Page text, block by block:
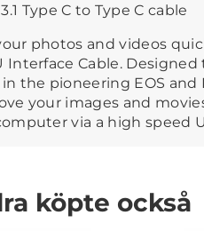
Type C to Type C cable
photos and videos
Interface Cable.
the pioneering EOS and
your images and
via a high speed
köpte också